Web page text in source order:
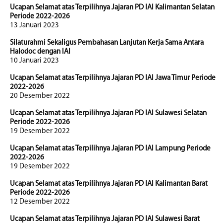
Ucapan Selamat atas Terpilihnya Jajaran PD IAI Kalimantan Selatan
Periode 2022-2026
13 Januari 2023
Silaturahmi Sekaligus Pembahasan Lanjutan Kerja Sama Antara
Halodoc dengan IAI
10 Januari 2023
Ucapan Selamat atas Terpilihnya Jajaran PD IAI Jawa Timur Periode
2022-2026
20 Desember 2022
Ucapan Selamat atas Terpilihnya Jajaran PD IAI Sulawesi Selatan
Periode 2022-2026
19 Desember 2022
Ucapan Selamat atas Terpilihnya Jajaran PD IAI Lampung Periode
2022-2026
19 Desember 2022
Ucapan Selamat atas Terpilihnya Jajaran PD IAI Kalimantan Barat
Periode 2022-2026
12 Desember 2022
Ucapan Selamat atas Terpilihnya Jajaran PD IAI Sulawesi Barat